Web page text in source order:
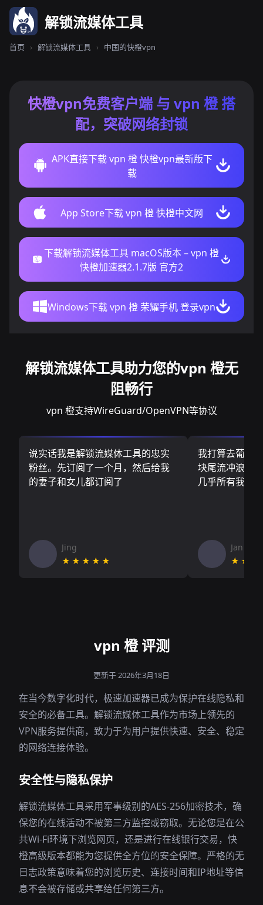
解锁流媒体工具
首页 › 解锁流媒体工具 › 中国的快橙vpn
快橙vpn免费客户端 与 vpn 橙 搭
配，突破网络封锁
APK直接下载 vpn 橙 快橙vpn最新版下
载
App Store下载 vpn 橙 快橙中文网
下载解锁流媒体工具 macOS版本 – vpn 橙
快橙加速器2.1.7版 官方2
Windows下载 vpn 橙 荣耀手机 登录vpn
解锁流媒体工具助力您的vpn 橙无
阻畅行
vpn 橙支持WireGuard/OpenVPN等协议
说实话我是解锁流媒体工具的忠实
粉丝。先订阅了一个月，然后给我
的妻子和女儿都订阅了
Jing
★★★★★
我打算去葡萄
块尾流冲浪板
几乎所有我需
Jan V
vpn 橙 评测
更新于 2026年3月18日
在当今数字化时代，极速加速器已成为保护在线隐私和
安全的必备工具。解锁流媒体工具作为市场上领先的
VPN服务提供商，致力于为用户提供快速、安全、稳定
的网络连接体验。
安全性与隐私保护
解锁流媒体工具采用军事级别的AES-256加密技术，确
保您的在线活动不被第三方监控或窃取。无论您是在公
共Wi-Fi环境下浏览网页，还是进行在线银行交易，快
橙高级版本都能为您提供全方位的安全保障。严格的无
日志政策意味着您的浏览历史、连接时间和IP地址等信
息不会被存储或共享给任何第三方。